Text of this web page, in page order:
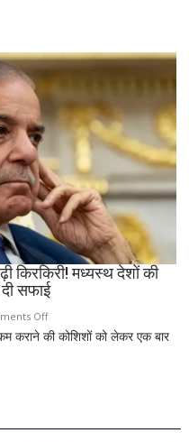
FD
पर
कितना
रहा
Bank
of
Baroda?
सीनियर
सिटीजन
को
मिल
ज्यादा
दरें
किरकिरी! मध्यस्थ देशों की
सफाई
Offon
Trump
की
कराने की कोशिशों को लेकर एक बार